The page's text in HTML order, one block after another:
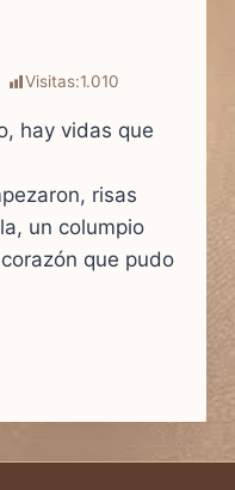
Visitas:1.010
hay vidas que
risas
un columpio
que pudo